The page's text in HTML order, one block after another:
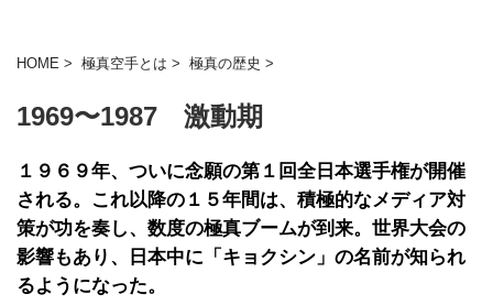
HOME > 極真空手とは > 極真の歴史 >
1969〜1987 激動期
１９６９年、ついに念願の第１回全日本選手権が開催
される。これ以降の１５年間は、積極的なメディア対
策が功を奏し、数度の極真ブームが到来。世界大会の
影響もあり、日本中に「キョクシン」の名前が知られ
るようになった。